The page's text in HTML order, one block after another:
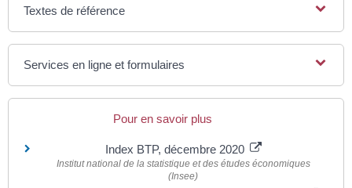
Textes de référence
Services en ligne et formulaires
Pour en savoir plus
Index BTP, décembre 2020
Institut national de la statistique et des études économiques
(Insee)